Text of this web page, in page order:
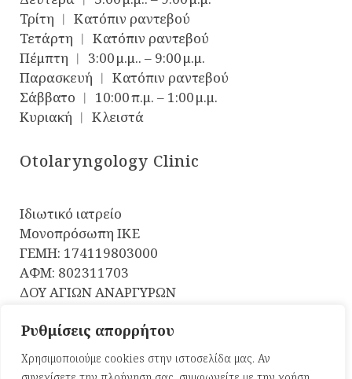
Ρυθμίσεις απορρήτου
Χρησιμοποιούμε cookies στην ιστοσελίδα μας. Αν
Τρίτη ︱ Κατόπιν ραντεβού
Τετάρτη ︱ Κατόπιν ραντεβού
Πέμπτη ︱ 3:00 μ.μ.. – 9:00 μ.μ.
Παρασκευή ︱ Κατόπιν ραντεβού
Σάββατο ︱ 10:00 π.μ. – 1:00 μ.μ.
Κυριακή ︱ Κλειστά
Otolaryngology Clinic
Ιδιωτικό ιατρείο
Μονοπρόσωπη ΙΚΕ
ΓΕΜΗ: 174119803000
ΑΦΜ: 802311703
ΔΟΥ ΑΓΙΩΝ ΑΝΑΡΓΥΡΩΝ
ΑΧΑΡΝΑΙ ΤΚ 13671